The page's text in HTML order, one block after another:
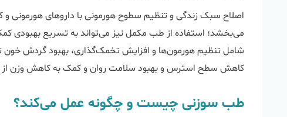
اصلاح سبک زندگی و تنظیم سطوح هورمونی با داروهای هورمونی و
می‌بخشد؛ استفاده از طب مکمل نیز می‌تواند به تسریع بهبودی
شامل تنظیم هورمون‌ها و افزایش تخمک‌گذاری، بهبود گردش
کاهش سطح استرس و بهبود سلامت روان و کمک به کاهش وزن از
طب سوزنی چیست و چگونه عمل می‌کند؟